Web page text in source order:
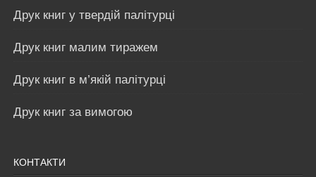
Друк книг у твердій палітурці
Друк книг малим тиражем
Друк книг в м’якій палітурці
Друк книг за вимогою
КОНТАКТИ